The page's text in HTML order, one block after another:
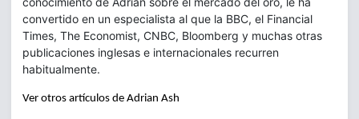
convertido en un especialista al que la BBC, el Financial
Times, The Economist, CNBC, Bloomberg y muchas otras
publicaciones inglesas e internacionales recurren
habitualmente.
Ver otros artículos de Adrian Ash